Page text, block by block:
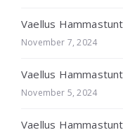
Vaellus
November 7, 2024
Vaellus
November 5, 2024
Vaellus